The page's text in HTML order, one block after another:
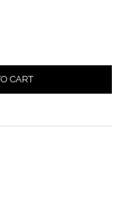
CART